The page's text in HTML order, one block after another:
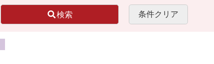
検索 条件クリア